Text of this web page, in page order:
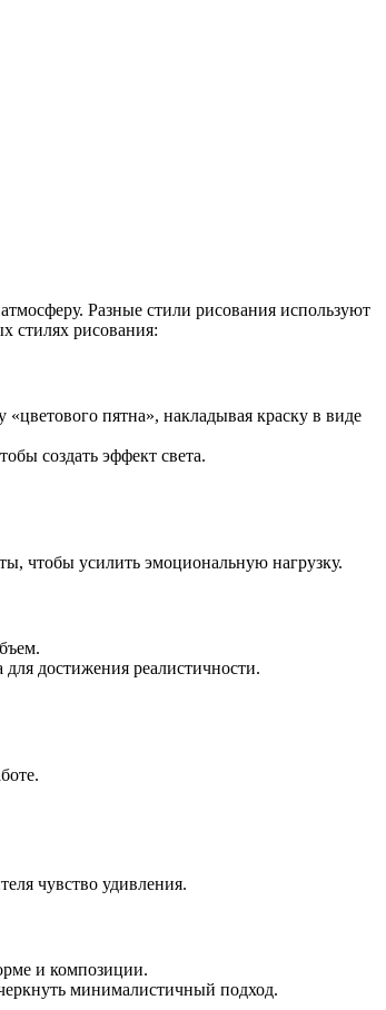
Разные стили рисования используют
стилях рисования:
пятна», накладывая краску в виде
создать эффект света.
чтобы усилить эмоциональную нагрузку.
достижения реалистичности.
чувство удивления.
и композиции.
минималистичный подход.